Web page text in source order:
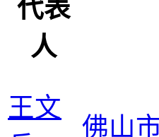
代表
人
王文
佛山